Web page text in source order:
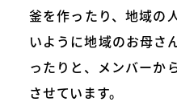
釜を作ったり、地域の
いように地域のお母さ
ったりと、メンバーか
させています。